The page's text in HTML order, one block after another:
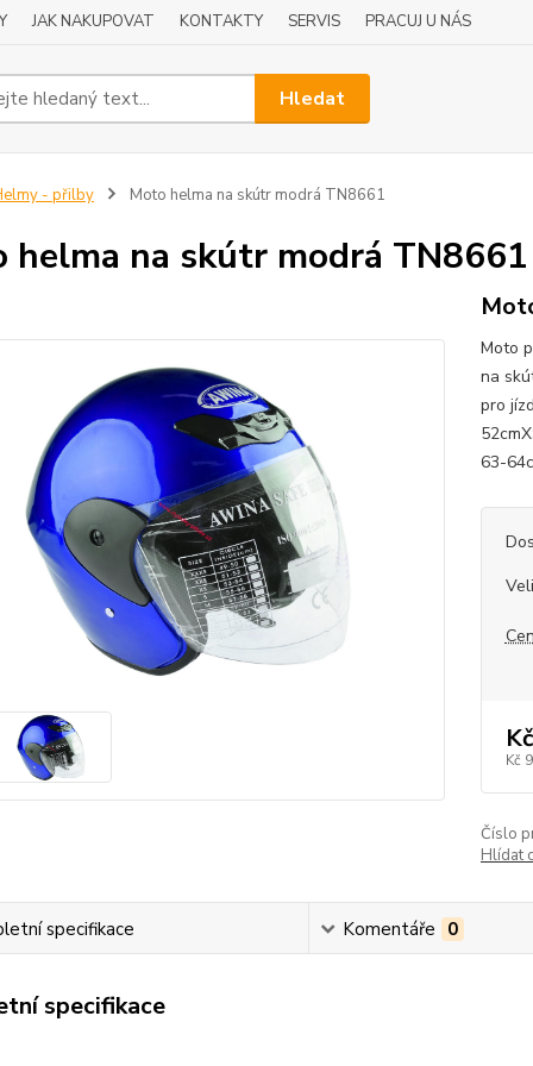
JAK NAKUPOVAT KONTAKTY SERVIS PRACUJ U NÁS
Hledat
- přilby Moto helma na skútr modrá TN8661
helma na skútr modrá TN8661
Moto
na
pro
63-
Kč
Číslo
Hlídat
specifikace Komentáře 0
specifikace